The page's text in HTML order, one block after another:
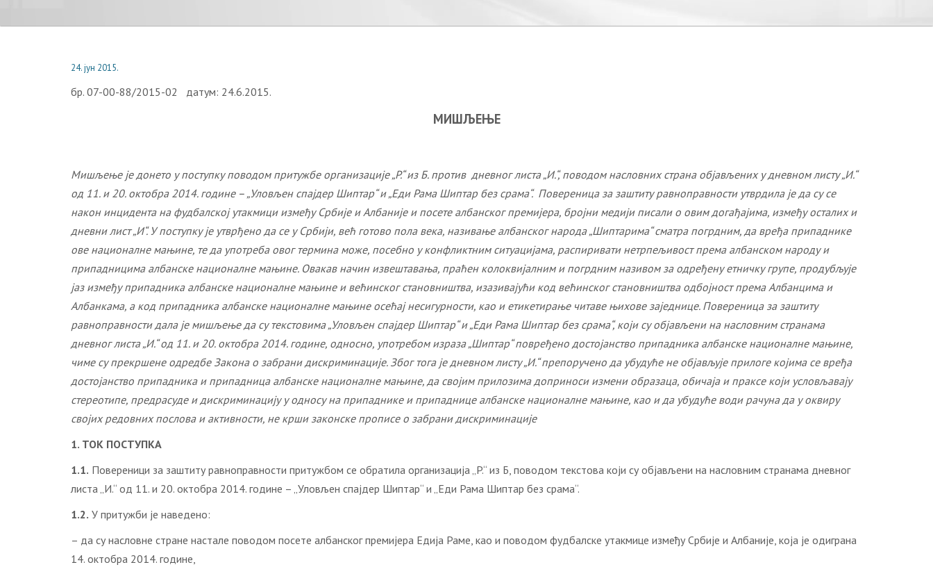
24. јун 2015.
бр. 07-00-88/2015-02 датум: 24.6.2015.
МИШЉЕЊЕ
Мишљење је донето у поступку поводом притужбе организације „P.“ из Б. против дневног листа „И.“, поводом насловних страна објављених у дневном листу „И.“
од 11. и 20. октобра 2014. године – „Уловљен спајдер Шиптар“ и „Еди Рама Шиптар без срама“. Повереница за заштиту равноправности утврдила је да су се
након инцидента на фудбалској утакмици између Србије и Албаније и посете албанског премијера, бројни медији писали о овим догађајима, између осталих и
дневни лист „И“. У поступку је утврђено да се у Србији, већ готово пола века, називање албанског народа „Шиптарима“ сматра погрдним, да вређа припаднике
ове националне мањине, те да употреба овог термина може, посебно у конфликтним ситуацијама, распиривати нетрпељивост према албанском народу и
припадницима албанске националне мањине. Овакав начин извештавања, праћен колоквијалним и погрдним називом за одређену етничку групе, продубљује
јаз између припадника албанске националне мањине и већинског становништва, изазивајући код већинског становништва одбојност према Албанцима и
Албанкама, а код припадника албанске националне мањине осећај несигурности, као и етикетирање читаве њихове заједнице. Повереница за заштиту
равноправности дала је мишљење да су текстовима „Уловљен спајдер Шиптар“ и „Еди Рама Шиптар без срама“, који су објављени на насловним странама
дневног листа „И.“ од 11. и 20. октобра 2014. године, односно, употребом израза „Шиптар“ повређено достојанство припадника албанске националне мањине,
чиме су прекршене одредбе Закона о забрани дискриминације. Због тога је дневном листу „И.“ препоручено да убудуће не објављује прилоге којима се вређа
достојанство припадника и припадница албанске националне мањине, да својим прилозима доприноси измени образаца, обичаја и праксе који условљавају
стереотипе, предрасуде и дискриминацију у односу на припаднике и припаднице албанске националне мањине, као и да убудуће води рачуна да у оквиру
својих редовних послова и активности, не крши законске прописе о забрани дискриминације
1. ТОК ПОСТУПКА
1.1. Повереници за заштиту равноправности притужбом се обратила организација „P.“ из Б, поводом текстова који су објављени на насловним странама дневног
листа „И.“ од 11. и 20. октобра 2014. године – „Уловљен спајдер Шиптар“ и „Еди Рама Шиптар без срама“.
1.2. У притужби је наведено:
– да су насловне стране настале поводом посете албанског премијера Едија Раме, као и поводом фудбалске утакмице између Србије и Албаније, која је одиграна
14. октобра 2014. године,